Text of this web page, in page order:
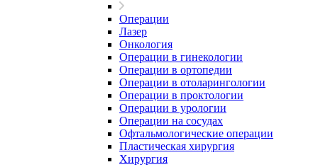
Операции
Лазер
Онкология
Операции в гинекологии
Операции в ортопедии
Операции в отоларингологии
Операции в проктологии
Операции в урологии
Операции на сосудах
Офтальмологические операции
Пластическая хирургия
Хирургия